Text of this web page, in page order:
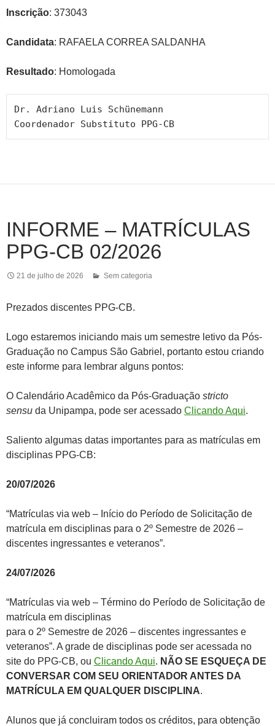
Inscrição: 373043
Candidata: RAFAELA CORREA SALDANHA
Resultado: Homologada
Dr. Adriano Luis Schünemann
Coordenador Substituto PPG-CB
INFORME – MATRÍCULAS
PPG-CB 02/2026
21 de julho de 2026 Sem categoria
Prezados discentes PPG-CB.
Logo estaremos iniciando mais um semestre letivo da Pós-
Graduação no Campus São Gabriel, portanto estou criando
este informe para lembrar alguns pontos:
O Calendário Acadêmico da Pós-Graduação stricto
sensu da Unipampa, pode ser acessado Clicando Aqui.
Saliento algumas datas importantes para as matrículas em
disciplinas PPG-CB:
20/07/2026
“Matrículas via web – Início do Período de Solicitação de
matrícula em disciplinas para o 2º Semestre de 2026 –
discentes ingressantes e veteranos”.
24/07/2026
“Matrículas via web – Término do Período de Solicitação de
matrícula em disciplinas
para o 2º Semestre de 2026 – discentes ingressantes e
veteranos”. A grade de disciplinas pode ser acessada no
site do PPG-CB, ou Clicando Aqui. NÃO SE ESQUEÇA DE
CONVERSAR COM SEU ORIENTADOR ANTES DA
MATRÍCULA EM QUALQUER DISCIPLINA.
Alunos que já concluiram todos os créditos, para obtenção